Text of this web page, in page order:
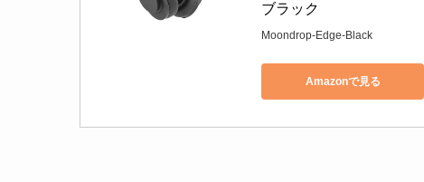
ブラック
Moondrop-Edge-Black
Amazonで見る